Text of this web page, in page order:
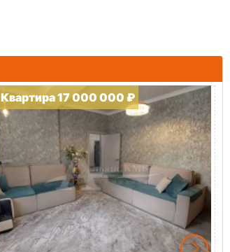
Квартира 17 000 000 ₽